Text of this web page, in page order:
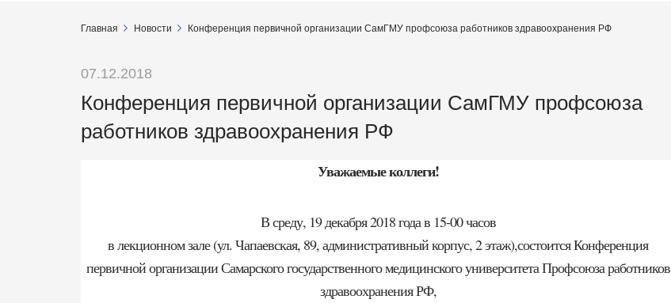
Главная Новости Конференция первичной организации СамГМУ профсоюза работников здравоохранения РФ
07.12.2018
Конференция первичной организации СамГМУ профсоюза
работников здравоохранения РФ
Уважаемые коллеги!
В среду, 19 декабря 2018 года в 15-00 часов
в лекционном зале (ул. Чапаевская, 89, административный корпус, 2 этаж),состоится Конференция
первичной организации Самарского государственного медицинского университета Профсоюза работников
здравоохранения РФ,